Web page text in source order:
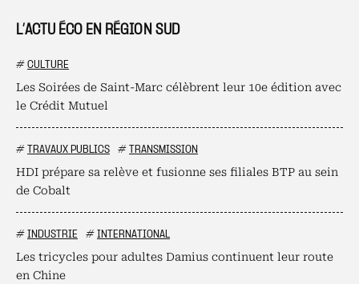
L’ACTU ÉCO EN RÉGION SUD
# CULTURE
Les Soirées de Saint-Marc célèbrent leur 10e édition avec
le Crédit Mutuel
# TRAVAUX PUBLICS # TRANSMISSION
HDI prépare sa relève et fusionne ses filiales BTP au sein
de Cobalt
# INDUSTRIE # INTERNATIONAL
Les tricycles pour adultes Damius continuent leur route
en Chine